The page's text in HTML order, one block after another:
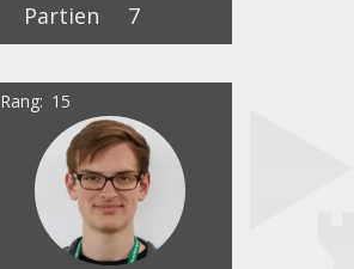
Partien
7
Rang 15